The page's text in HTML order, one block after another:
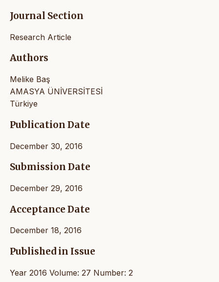
Journal Section
Research Article
Authors
Melike Baş
AMASYA ÜNİVERSİTESİ
Türkiye
Publication Date
December 30, 2016
Submission Date
December 29, 2016
Acceptance Date
December 18, 2016
Published in Issue
Year 2016 Volume: 27 Number: 2